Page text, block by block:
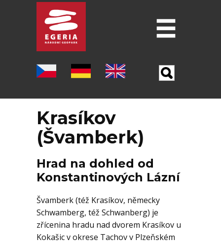
O GEOPARKU
LOKALITY
PO STOPÁCH J. W. GOETHA
VĚDA A VÝZKUM
KE STAŽENÍ
Krasíkov
(Švamberk)
Hrad na dohled od
Konstantinových Lázní
Švamberk (též Krasíkov, německy
Schwamberg, též Schwanberg) je
zřícenina hradu nad dvorem Krasíkov u
Kokašicv okrese Tachovv Plzeňském